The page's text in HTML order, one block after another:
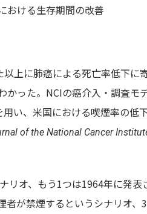
おける生存期間の改善
上に肺癌による死亡率低下に
かった。NCIの癌介入・調査モ
い、米国における喫煙率の低
of the National Cancer
リオ、もう1つは1964年に発表
が禁煙するというシナリオ、